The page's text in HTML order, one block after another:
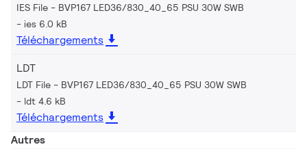
IES File - BVP167 LED36/830_40_65 PSU 30W SWB
ies 6.0 kB
Téléchargements
LDT
LDT File - BVP167 LED36/830_40_65 PSU 30W SWB
ldt 4.6 kB
Téléchargements
Autres